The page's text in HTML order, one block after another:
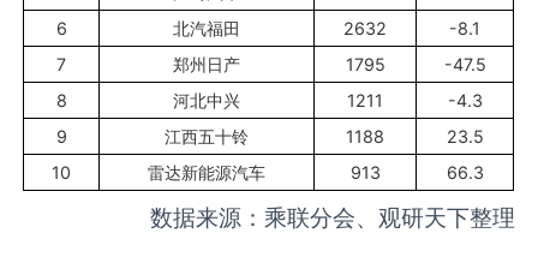
6
北汽福田 2632
-8.1
7
郑州日产 1795
-47.5
8
河北中兴 1211
-4.3
9
江西五十铃 1188
23.5
10
雷达新能源汽车 913 66.3
数据来源：乘联分会、观研天下整理